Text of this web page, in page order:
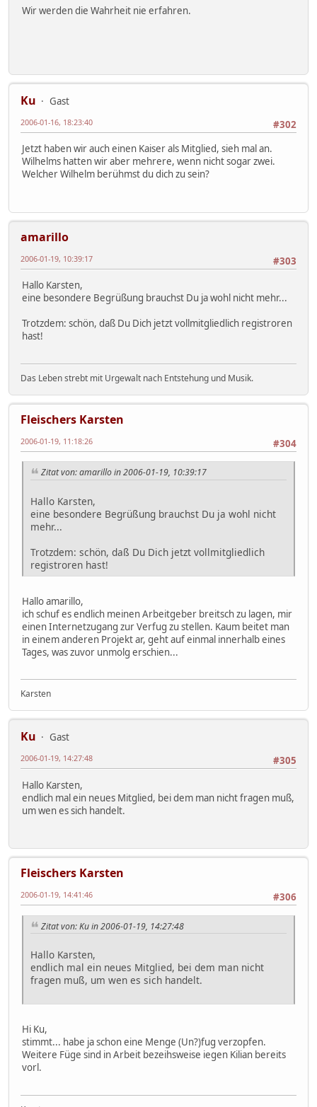
Wir werden die Wahrheit nie erfahren.
Ku
Gast
#302
2006-01-16, 18:23:40
Jetzt haben wir auch einen Kaiser als Mitglied, sieh mal an.
Wilhelms hatten wir aber mehrere, wenn nicht sogar zwei.
Welcher Wilhelm berühmst du dich zu sein?
amarillo
#303
2006-01-19, 10:39:17
Hallo Karsten,
eine besondere Begrüßung brauchst Du ja wohl nicht mehr...
Trotzdem: schön, daß Du Dich jetzt vollmitgliedlich registroren
hast!
Das Leben strebt mit Urgewalt nach Entstehung und Musik.
Fleischers Karsten
#304
2006-01-19, 11:18:26
Zitat von: amarillo in 2006-01-19, 10:39:17
Hallo Karsten,
eine besondere Begrüßung brauchst Du ja wohl nicht
mehr...
Trotzdem: schön, daß Du Dich jetzt vollmitgliedlich
registroren hast!
Hallo amarillo,
ich schuf es endlich meinen Arbeitgeber breitsch zu lagen, mir
einen Internetzugang zur Verfug zu stellen. Kaum beitet man
in einem anderen Projekt ar, geht auf einmal innerhalb eines
Tages, was zuvor unmolg erschien...
Karsten
Ku
Gast
#305
2006-01-19, 14:27:48
Hallo Karsten,
endlich mal ein neues Mitglied, bei dem man nicht fragen muß,
um wen es sich handelt.
Fleischers Karsten
#306
2006-01-19, 14:41:46
Zitat von: Ku in 2006-01-19, 14:27:48
Hallo Karsten,
endlich mal ein neues Mitglied, bei dem man nicht
fragen muß, um wen es sich handelt.
Hi Ku,
stimmt... habe ja schon eine Menge (Un?)fug verzopfen.
Weitere Füge sind in Arbeit bezeihsweise iegen Kilian bereits
vorl.